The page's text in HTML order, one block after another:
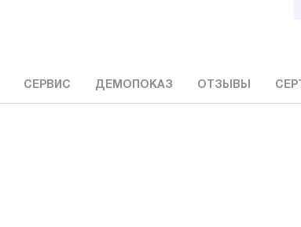
СЕРВИС ДЕМОПОКАЗ ОТЗЫВЫ